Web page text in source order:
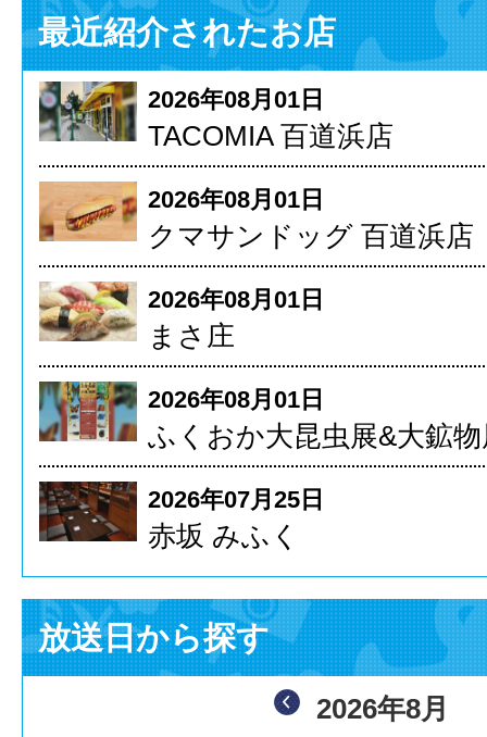
最近紹介されたお店
2026年08月01日
TACOMIA 百道浜店
2026年08月01日
クマサンドッグ 百道浜店
2026年08月01日
まさ庄
2026年08月01日
ふくおか大昆虫展&大鉱物
2026年07月25日
赤坂 みふく
放送日から探す
2026年8月